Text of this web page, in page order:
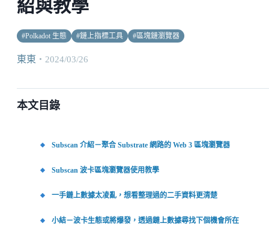
紹與教學
#Polkadot 生態 #鏈上指標工具 #區塊鏈瀏覽器
東東 ・ 2024/03/26
本文目錄
Subscan 介紹－聚合 Substrate 網路的 Web 3 區塊瀏覽器
Subscan 波卡區塊瀏覽器使用教學
一手鏈上數據太凌亂，想看整理過的二手資料更清楚
小結－波卡生態或將爆發，透過鏈上數據尋找下個機會所在